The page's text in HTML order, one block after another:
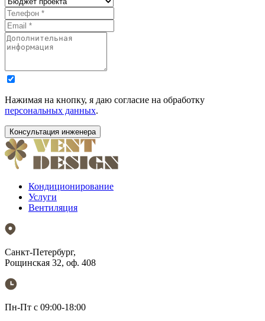
Нажимая на кнопку, я даю согласие на обработку
персональных данных.
Кондиционирование
Услуги
Вентиляция
Санкт-Петербург,
Рощинская 32, оф. 408
Пн-Пт с 09:00-18:00